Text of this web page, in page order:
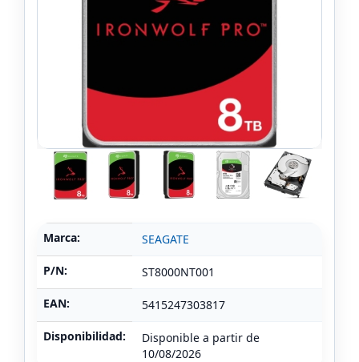
Marca: SEAGATE
P/N: ST8000NT001
EAN: 5415247303817
Disponibilidad:
Disponible a partir de
10/08/2026